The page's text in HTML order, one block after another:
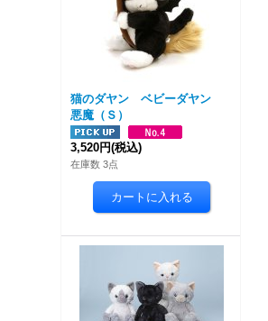
猫のダヤン ベビーダヤン
悪魔（Ｓ）
3,520円(税込)
在庫数 3点